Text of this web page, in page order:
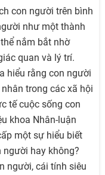
con người trên bình
như một thành
nắm bắt nhờ
quan và lý trí.
hiểu rằng con người
trong các xã hội
tế cuộc sống con
khoa Nhân-luận
một sự hiểu biết
người hay không?
người, cái tính siêu